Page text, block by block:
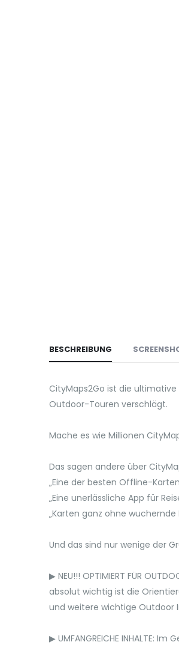
BESCHREIBUNG
CityMaps2Go ist die
Outdoor-Touren verschlägt.
Mache es wie Millionen
Das sagen andere über
„Eine der besten Offline-
„Eine unerlässliche App für
„Karten ganz ohne
Und das sind nur wenige der
▶ NEU!!! OPTIMIERT FÜR
absolut wichtig ist die
und weitere wichtige Outdoor
▶ UMFANGREICHE